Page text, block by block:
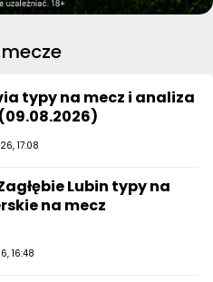
typy na mecz i analiza
17:08
Lubin typy na
na mecz
16:48